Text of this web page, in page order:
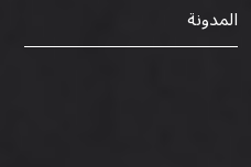
المدونة